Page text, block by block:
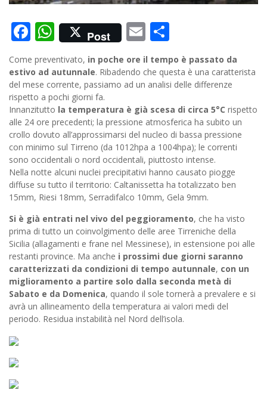
Facebook
WhatsApp
Post Email
Come preventivato, in poche ore il tempo è passato da
estivo ad autunnale. Ribadendo che questa è una caratterista
del mese corrente, passiamo ad un analisi delle differenze
rispetto a pochi giorni fa.
Innanzitutto la temperatura è già scesa di circa 5°C rispetto
alle 24 ore precedenti; la pressione atmosferica ha subito un
crollo dovuto all’approssimarsi del nucleo di bassa pressione
con minimo sul Tirreno (da 1012hpa a 1004hpa); le correnti
sono occidentali o nord occidentali, piuttosto intense.
Nella notte alcuni nuclei precipitativi hanno causato piogge
diffuse su tutto il territorio: Caltanissetta ha totalizzato ben
15mm, Riesi 18mm, Serradifalco 10mm, Gela 9mm.
Si è già entrati nel vivo del peggioramento, che ha visto
prima di tutto un coinvolgimento delle aree Tirreniche della
Sicilia (allagamenti e frane nel Messinese), in estensione poi alle
restanti province. Ma anche i prossimi due giorni saranno
caratterizzati da condizioni di tempo autunnale, con un
miglioramento a partire solo dalla seconda metà di
Sabato e da Domenica, quando il sole tornerà a prevalere e si
avrà un allineamento della temperatura ai valori medi del
periodo. Residua instabilità nel Nord dell’isola.